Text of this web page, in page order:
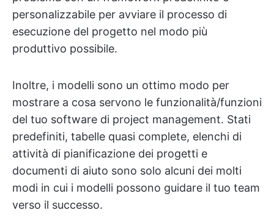
personalizzabile per avviare il processo di
esecuzione del progetto nel modo più
produttivo possibile.
Inoltre, i modelli sono un ottimo modo per
mostrare a cosa servono le funzionalità/funzioni
del tuo software di project management. Stati
predefiniti, tabelle quasi complete, elenchi di
attività di pianificazione dei progetti e
documenti di aiuto sono solo alcuni dei molti
modi in cui i modelli possono guidare il tuo team
verso il successo.